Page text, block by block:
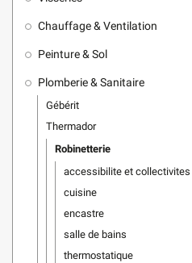
Chauffage & Ventilation
Peinture & Sol
Plomberie & Sanitaire
Gébérit
Thermador
Robinetterie
accessibilite et collectivites
cuisine
encastre
salle de bains
thermostatique